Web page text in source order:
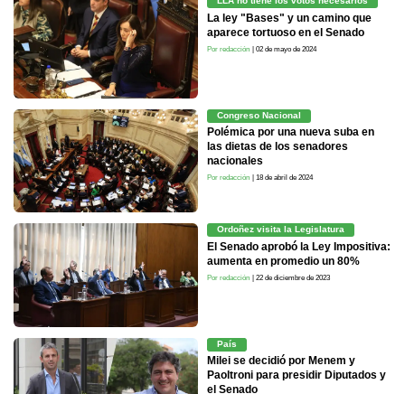
La ley "Bases" y un camino que
aparece tortuoso en el Senado
Por redacción | 02 de mayo de 2024
Congreso Nacional
Polémica por una nueva suba en
las dietas de los senadores
nacionales
Por redacción | 18 de abril de 2024
Ordoñez visita la Legislatura
El Senado aprobó la Ley Impositiva:
aumenta en promedio un 80%
Por redacción | 22 de diciembre de 2023
País
Milei se decidió por Menem y
Paoltroni para presidir Diputados y
el Senado